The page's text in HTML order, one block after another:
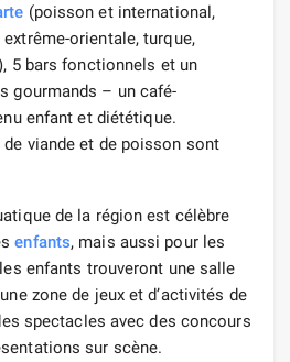
(poisson et international,
orientale, turque,
5 bars fonctionnels et un
gourmands – un café-
enfant et diététique.
de viande et de poisson sont
de la région est célèbre
enfants, mais aussi pour les
enfants trouveront une salle
zone de jeux et d’activités de
spectacles avec des concours
sur scène.